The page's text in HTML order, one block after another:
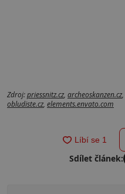
Zdroj:priessnitz.cz, archeoskanzen.cz,
obludiste.cz, elements.envato.com
Sdílet článek: